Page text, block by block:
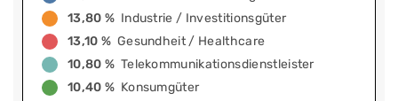
13,80 % Industrie / Investitionsgüter
13,10 % Gesundheit / Healthcare
10,80 % Telekommunikationsdienstleister
10,40 % Konsumgüter